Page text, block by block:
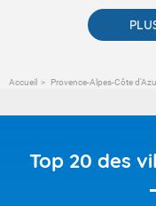
Accueil Provence-Alpes-Côte
Top 20 des